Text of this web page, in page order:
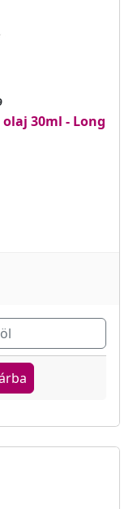
30ml - Long